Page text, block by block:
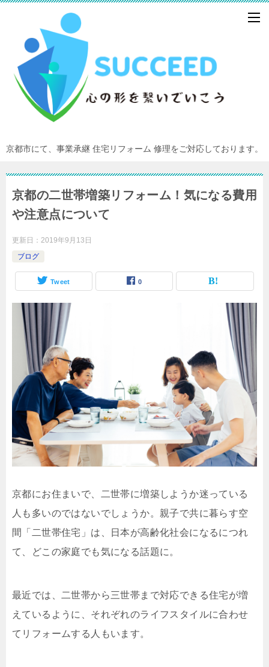
京都市にて、事業承継 住宅リフォーム 修理をご対応しております。
京都の二世帯増築リフォーム！気になる費用
や注意点について
更新日： 2019年9月13日
ブログ
Tweet 0
京都にお住まいで、二世帯に増築しようか迷っている
人も多いのではないでしょうか。親子で共に暮らす空
間「二世帯住宅」は、日本が高齢化社会になるにつれ
て、どこの家庭でも気になる話題に。
最近では、二世帯から三世帯まで対応できる住宅が増
えているように、それぞれのライフスタイルに合わせ
てリフォームする人もいます。